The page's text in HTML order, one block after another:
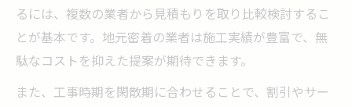
るには、複数の業者から見積もりを取り比較検討するこ
とが基本です。地元密着の業者は施工実績が豊富で、無
駄なコストを抑えた提案が期待できます。
また、工事時期を閑散期に合わせることで、割引やサー